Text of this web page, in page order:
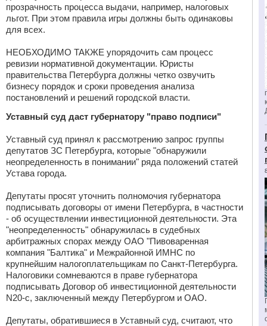
прозрачность процесса выдачи, например, налоговых
льгот. При этом правила игры должны быть одинаковы
для всех.
НЕОБХОДИМО ТАКЖЕ упорядочить сам процесс
ревизии нормативной документации. Юристы
правительства Петербурга должны четко озвучить
бизнесу порядок и сроки проведения анализа
постановлений и решений городской власти.
Уставный суд даст губернатору "право подписи"
Уставный суд принял к рассмотрению запрос группы
депутатов ЗС Петербурга, которые "обнаружили
неопределенность в понимании" ряда положений статей
Устава города.
Депутаты просят уточнить полномочия губернатора
подписывать договоры от имени Петербурга, в частности
- об осуществлении инвестиционной деятельности. Эта
"неопределенность" обнаружилась в судебных
арбитражных спорах между ОАО "Пивоваренная
компания "Балтика" и Межрайонной ИМНС по
крупнейшим налогоплательщикам по Санкт-Петербурга.
Налоговики сомневаются в праве губернатора
подписывать Договор об инвестиционной деятельности
N20-с, заключенный между Петербургом и ОАО.
Депутаты, обратившиеся в Уставный суд, считают, что